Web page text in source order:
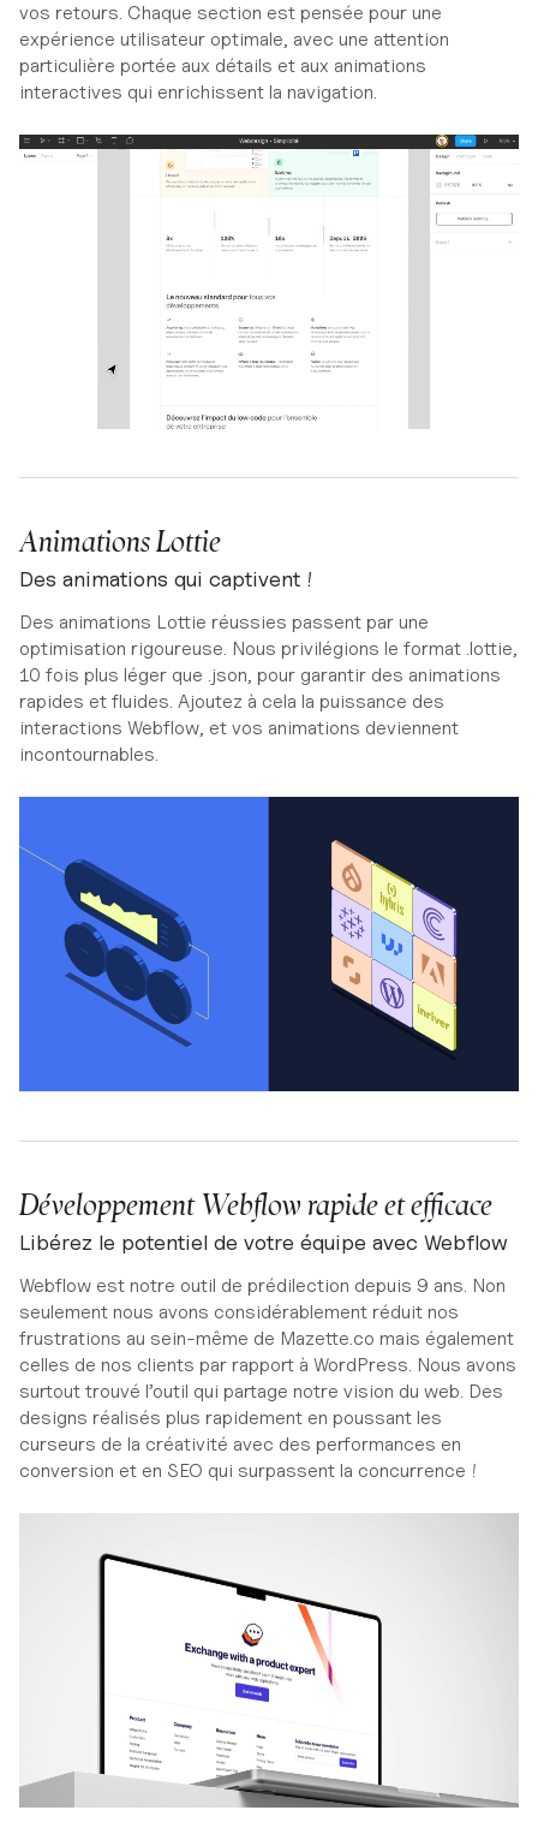
vos retours. Chaque section est pensée pour une
expérience utilisateur optimale, avec une attention
particulière portée aux détails et aux animations
interactives qui enrichissent la navigation.
Animations Lottie
Des animations qui captivent !
Des animations Lottie réussies passent par une
optimisation rigoureuse. Nous privilégions le format .lottie,
10 fois plus léger que .json, pour garantir des animations
rapides et fluides. Ajoutez à cela la puissance des
interactions Webflow, et vos animations deviennent
incontournables.
Développement Webflow rapide et efficace
Libérez le potentiel de votre équipe avec Webflow
Webflow est notre outil de prédilection depuis 9 ans. Non
seulement nous avons considérablement réduit nos
frustrations au sein-même de Mazette.co mais également
celles de nos clients par rapport à WordPress. Nous avons
surtout trouvé l’outil qui partage notre vision du web. Des
designs réalisés plus rapidement en poussant les
curseurs de la créativité avec des performances en
conversion et en SEO qui surpassent la concurrence !